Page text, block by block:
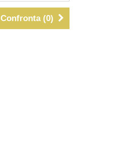
Confronta (0)